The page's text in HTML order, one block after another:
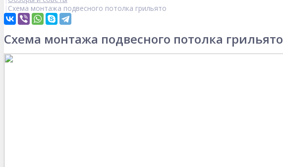
Схема монтажа подвесного потолка грильято
Схема монтажа подвесного потолка грильято